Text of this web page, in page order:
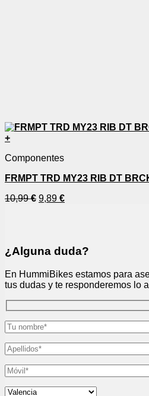
+
Componentes
FRMPT TRD MY23 RIB DT
10,99€ 9,89 €
¿Alguna duda?
En HummiBikes estamos para
tus dudas y te responderemos lo